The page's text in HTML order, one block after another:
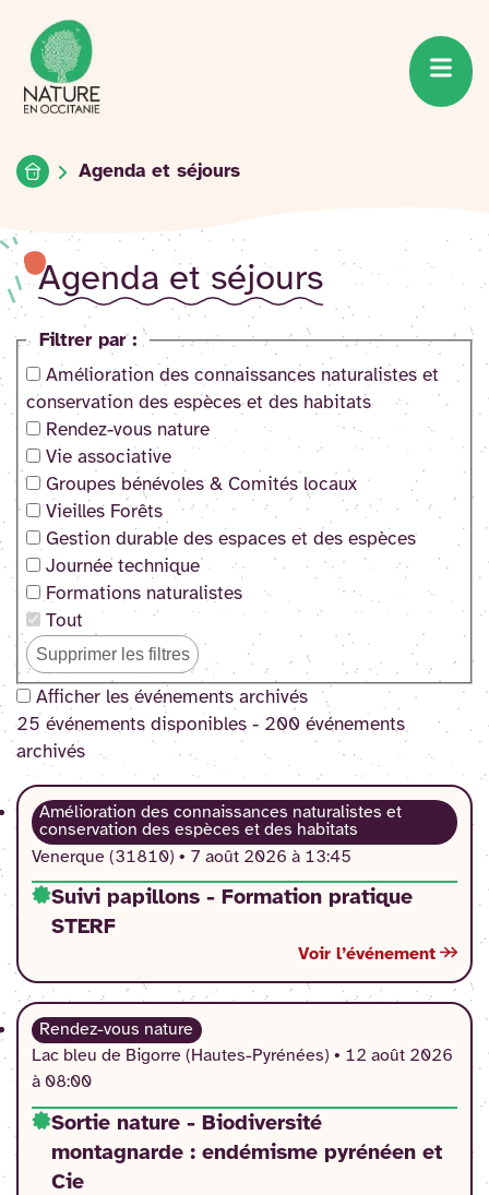
Accéder
au
contenu
Accueil du site
AccueilAgenda et séjours
Agenda et séjours
Filtrer par :
Amélioration des connaissances naturalistes et
conservation des espèces et des habitats
Rendez-vous nature
Vie associative
Groupes bénévoles & Comités locaux
Vieilles Forêts
Gestion durable des espaces et des espèces
Journée technique
Formations naturalistes
Tout
Supprimer les filtres
Afficher les événements archivés
25 événementsdisponibles- 200 événements
archivés
Amélioration des connaissances naturalistes et
conservation des espèces et des habitats
Venerque (31810) • 7 août 2026 à 13:45
Suivi papillons - Formation pratique
STERF
Voir l’événement
Rendez-vous nature
Lac bleu de Bigorre (Hautes-Pyrénées) • 12 août 2026
à 08:00
Sortie nature - Biodiversité
montagnarde : endémisme pyrénéen et
Cie